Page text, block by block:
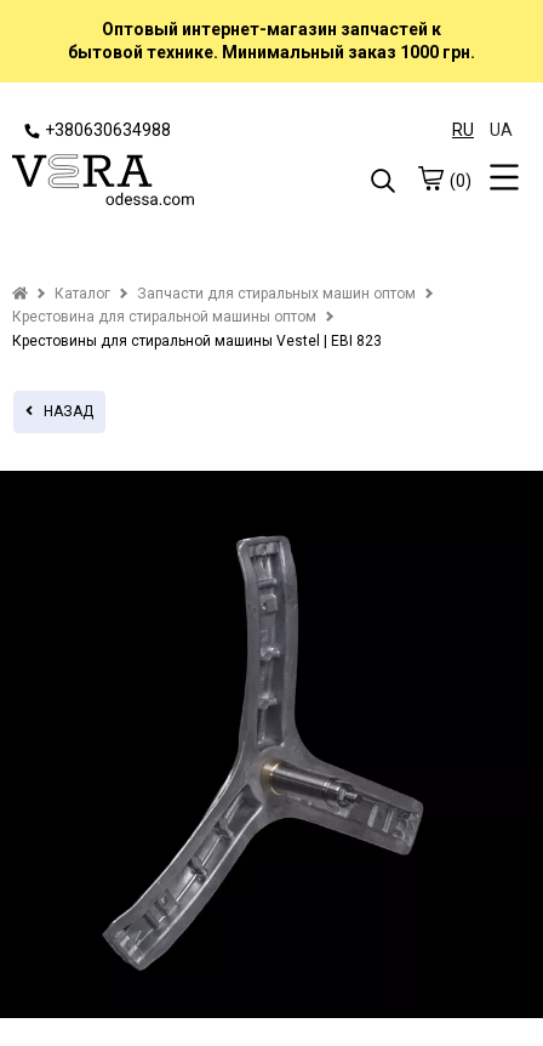
Оптовый интернет-магазин запчастей к
бытовой технике. Минимальный заказ 1000 грн.
+380630634988 RU UA
(0)
Каталог
Запчасти для стиральных машин оптом
Крестовина для стиральной машины оптом
Крестовины для стиральной машины Vestel | EBI 823
НАЗАД